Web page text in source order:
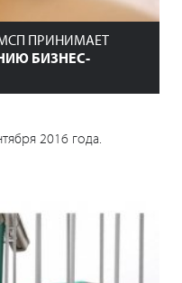
ПРИНИМАЕТ
БИЗНЕС-
2016 года.